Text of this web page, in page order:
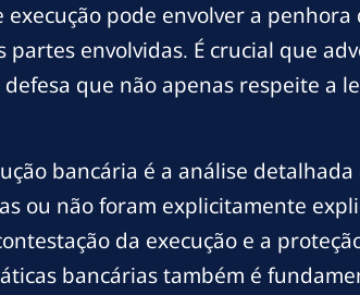
pode envolver a
envolvidas. É crucial que
que não apenas respeite a
bancária é a análise
ou não foram explicitamente
da execução e a
bancárias também é